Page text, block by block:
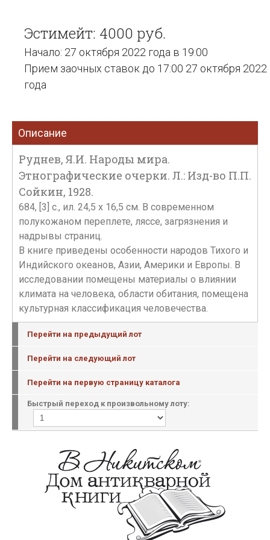
Эстимейт: 4000 руб.
Начало: 27 октября 2022 года в 19:00
Прием заочных ставок до 17:00 27 октября 2022
года
Описание
Руднев, Я.И. Народы мира.
Этнографические очерки. Л.: Изд-во П.П.
Сойкин, 1928.
684, [3] с., ил. 24,5 x 16,5 см. В современном
полукожаном переплете, ляссе, загрязнения и
надрывы страниц.
В книге приведены особенности народов Тихого и
Индийского океанов, Азии, Америки и Европы. В
исследовании помещены материалы о влиянии
климата на человека, области обитания, помещена
культурная классификация человечества.
Перейти на предыдущий лот
Перейти на следующий лот
Перейти на первую страницу каталога
Быстрый переход к произвольному лоту: